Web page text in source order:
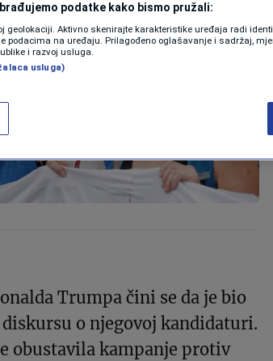
Trumpa čini se da je bio
o njegovoj kandidaturi.
obustavila kampanje protiv
podatke kako bismo pružali:
geolokaciji. Aktivno skenirajte karakteristike uređaja radi
podacima na uređaju. Prilagođeno oglašavanje i sadržaj,
i razvoj usluga.
usluga)